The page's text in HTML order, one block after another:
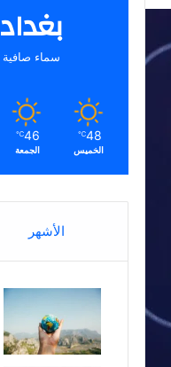
بغداد
سماء صافية
48
℃
الخميس
46
℃
الجمعة
الأشهر